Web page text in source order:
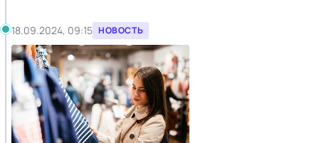
18.09.2024, 09:15 НОВОСТЬ